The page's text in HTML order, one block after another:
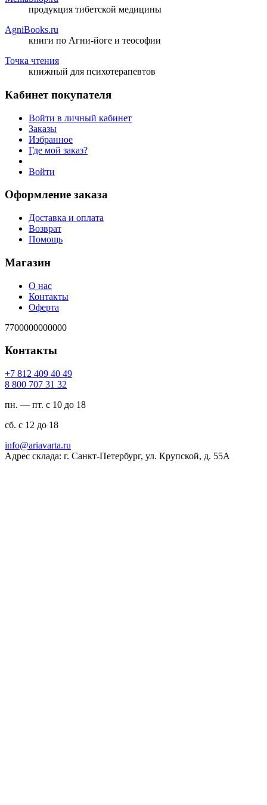
продукция тибетской медицины
AgniBooks.ru
книги по Агни-йоге и теософии
Точка чтения
книжный для психотерапевтов
Кабинет покупателя
Войти в личный кабинет
Заказы
Избранное
Где мой заказ?
Войти
Оформление заказа
Доставка и оплата
Возврат
Помощь
Магазин
О нас
Контакты
Оферта
7700000000000
Контакты
94 04 904 218 7+
23 13 707 008 8
пн. — пт. с 10 до 18
сб. с 12 до 18
ur.atravaira@ofni
Адрес склада: г. Санкт-Петербург, ул. Крупской, д. 55А